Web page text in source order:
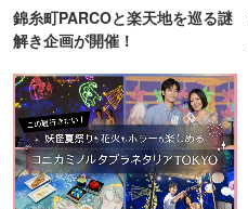
錦糸町PARCOと楽天地を巡る謎
解き企画が開催！